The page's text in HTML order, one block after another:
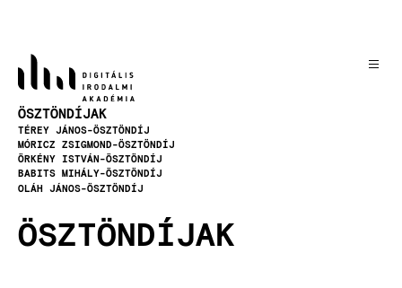
content
NAVIGATION
ÖSZTÖNDÍJAK
TÉREY JÁNOS-ÖSZTÖNDÍJ
MÓRICZ ZSIGMOND-ÖSZTÖNDÍJ
ÖRKÉNY ISTVÁN-ÖSZTÖNDÍJ
BABITS MIHÁLY-ÖSZTÖNDÍJ
OLÁH JÁNOS-ÖSZTÖNDÍJ
ÖSZTÖNDÍJAK